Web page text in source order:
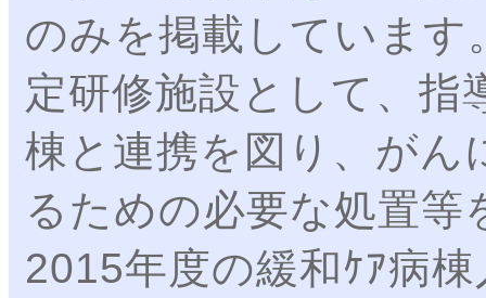
のみを掲載しています
定研修施設として、指
棟と連携を図り、がん
るための必要な処置
2015年度の緩和ｹｱ病